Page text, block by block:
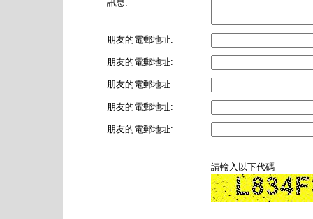
訊息:
朋友的電郵地址:
朋友的電郵地址:
朋友的電郵地址:
朋友的電郵地址:
朋友的電郵地址:
請輸入以下代碼